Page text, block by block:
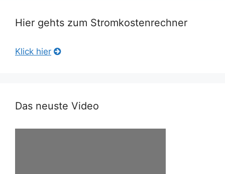
Hier gehts zum Stromkostenrechner
Klick hier
Das neuste Video